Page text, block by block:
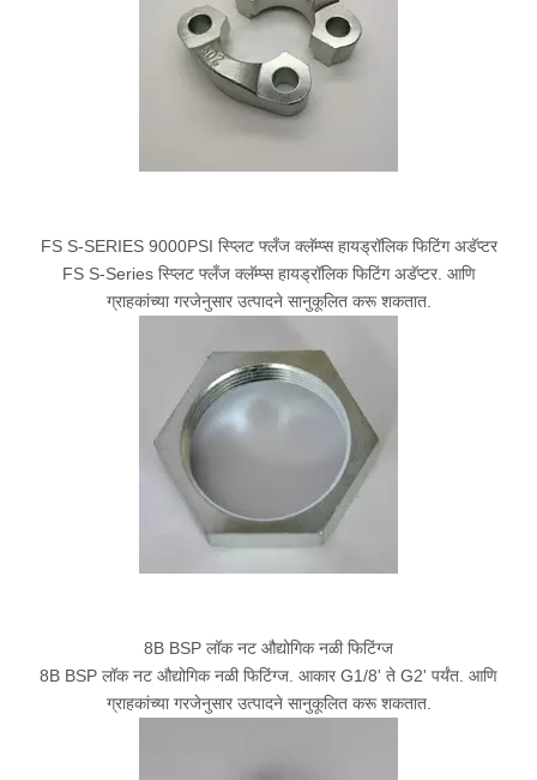
FS S-SERIES 9000PSI स्प्लिट फ्लँज क्लॅम्प्स हायड्रॉलिक फिटिंग अडॅप्टर
FS S-Series स्प्लिट फ्लँज क्लॅम्प्स हायड्रॉलिक फिटिंग अडॅप्टर. आणि
ग्राहकांच्या गरजेनुसार उत्पादने सानुकूलित करू शकतात.
8B BSP लॉक नट औद्योगिक नळी फिटिंग्ज
8B BSP लॉक नट औद्योगिक नळी फिटिंग्ज. आकार G1/8' ते G2' पर्यंत. आणि
ग्राहकांच्या गरजेनुसार उत्पादने सानुकूलित करू शकतात.